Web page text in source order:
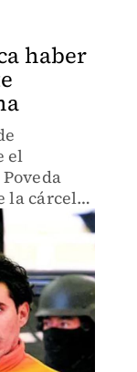
haber
el
la cárcel
obtener